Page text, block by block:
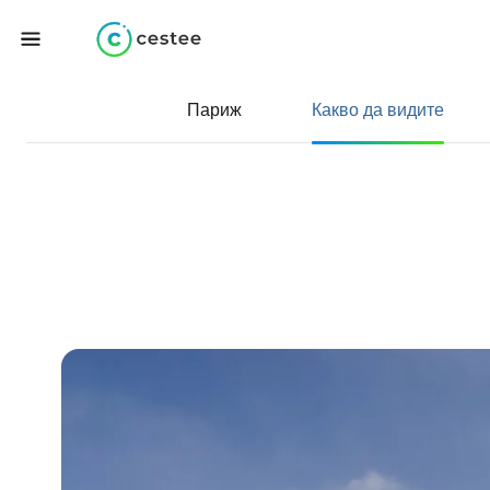
Париж Какво да видите